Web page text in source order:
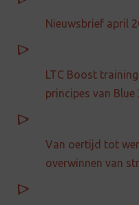
Nieuwsbrief april
LTC Boost
principes van Blue
Van oertijd tot
overwinnen van